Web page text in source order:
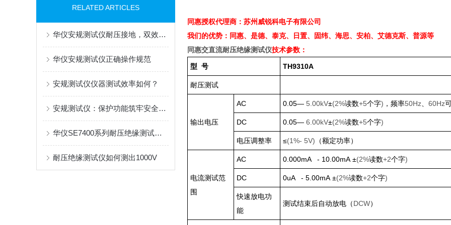
RELATED ARTICLES
华仪安规测试仪耐压接地，双效并行
华仪安规测试仪正确操作规范
安规测试仪仪器测试效率如何？
安规测试仪：保护功能筑牢安全防线
华仪SE7400系列耐压绝缘测试仪如何操作
耐压绝缘测试仪如何测出1000V
同惠授权代理商：苏州威锐科电子有限公司
我们的优势：同惠、是德、泰克、日置、固纬、海思、安柏、艾德克斯、普源等
同惠交直流耐压绝缘测试仪技术参数：
型 号 TH9310A
耐压测试
输出电压
AC 0.05— 5.00kV±(2%读数+5个字) ，频率50Hz 60Hz
DC 0.05— 6.00kV±(2%读数+5个字)
电压调整率 ≤(1%- 5V) （额定功率）
电流测试范
围
AC 0.000mA - 10.00mA ±(2%读数+2个字)
DC 0uA - 5.00mA ±(2%读数+2个字)
快速放电功
能
测试结束后自动放电（DCW）